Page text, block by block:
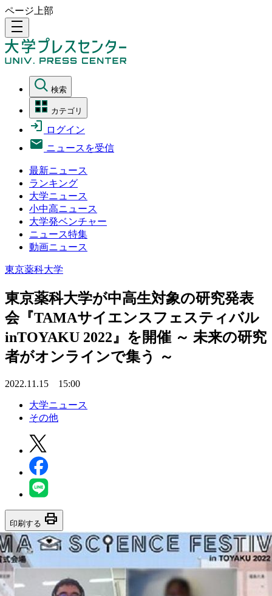
ページ上部
density_medium
検索
カテゴリ
ログイン
ニュースを受信
最新ニュース
ランキング
大学ニュース
小中高ニュース
大学発ベンチャー
ニュース特集
動画ニュース
東京薬科大学
東京薬科大学が中高生対象の研究発表
会『TAMAサイエンスフェスティバル
inTOYAKU 2022』を開催 ～ 未来の研究
者がオンラインで集う ～
2022.11.15 15:00
大学ニュース
その他
印刷する print